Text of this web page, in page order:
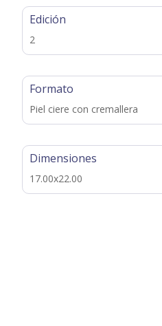
Edición
2
Formato
Piel ciere con cremallera
Dimensiones
17.00x22.00